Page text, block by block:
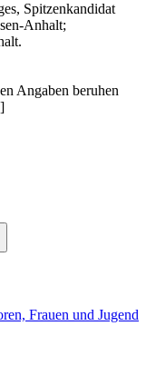
Spitzenkandidat
Anhalt;
Angaben beruhen
Frauen und Jugend